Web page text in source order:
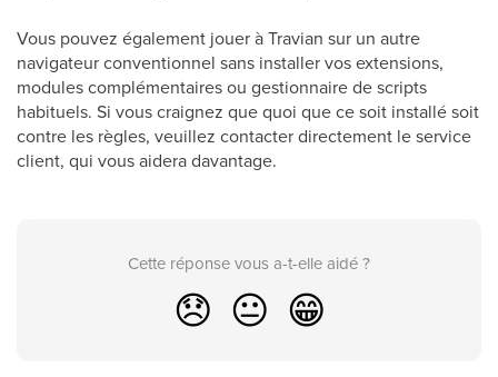
Vous pouvez également jouer à Travian sur un autre
navigateur conventionnel sans installer vos extensions,
modules complémentaires ou gestionnaire de scripts
habituels. Si vous craignez que quoi que ce soit installé soit
contre les règles, veuillez contacter directement le service
client, qui vous aidera davantage.
Cette réponse vous a-t-elle aidé ?
😞 😐 😁